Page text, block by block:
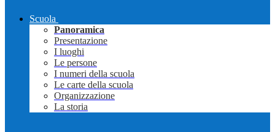
Scuola
Panoramica
Presentazione
I luoghi
Le persone
I numeri della scuola
Le carte della scuola
Organizzazione
La storia